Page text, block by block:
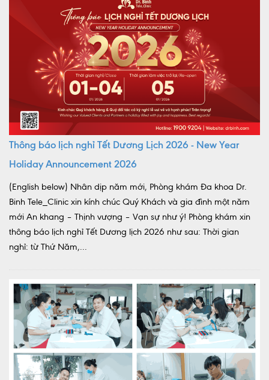
Thông báo lịch nghỉ Tết Dương Lịch 2026 - New Year
Holiday Announcement 2026
(English below) Nhân dịp năm mới, Phòng khám Đa khoa Dr.
Binh Tele_Clinic xin kính chúc Quý Khách và gia đình một năm
mới An khang – Thịnh vượng – Vạn sự như ý! Phòng khám xin
thông báo lịch nghỉ Tết Dương lịch 2026 như sau: Thời gian
nghỉ: từ Thứ Năm,...